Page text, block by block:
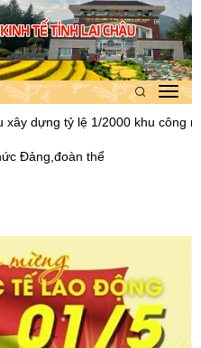
1/2000 khu công nghiệp mường
Đảng,đoàn thể